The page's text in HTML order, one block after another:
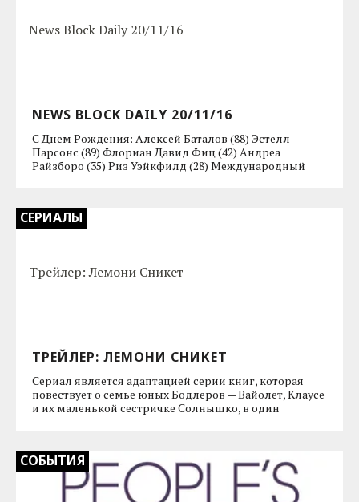
NEWS BLOCK DAILY 20/11/16
С Днем Рождения: Алексей Баталов (88) Эстелл
Парсонс (89) Флориан Давид Фиц (42) Андреа
Райзборо (35) Риз Уэйкфилд (28) Международный
СЕРИАЛЫ
ТРЕЙЛЕР: ЛЕМОНИ СНИКЕТ
Сериал является адаптацией серии книг, которая
повествует о семье юных Бодлеров — Вайолет, Клаусе
и их маленькой сестричке Солнышко, в один
СОБЫТИЯ